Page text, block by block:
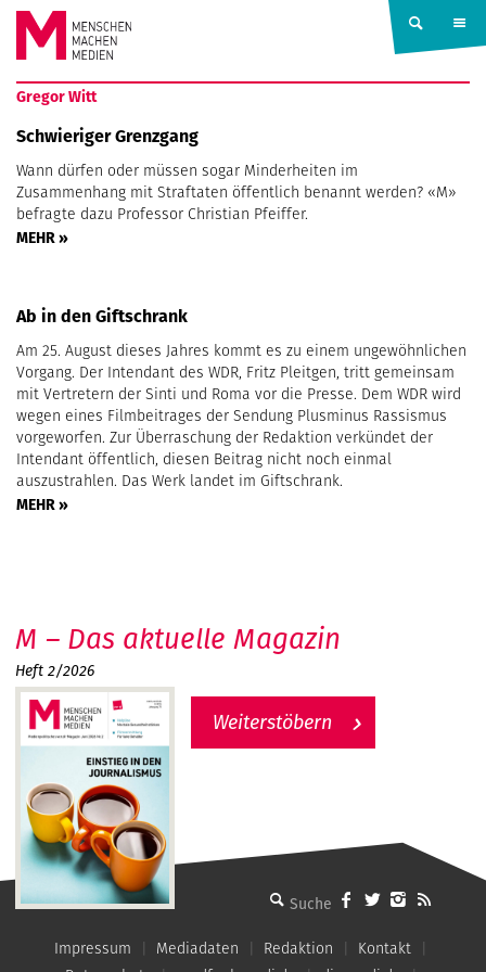
Springe zum Inhalt
MENSCHEN
MACHEN
MEDIEN
Gregor Witt
Schwieriger Grenzgang
Wann dürfen oder müssen sogar Minderheiten im
Zusammenhang mit Straftaten öffentlich benannt werden? «M»
befragte dazu Professor Christian Pfeiffer.
MEHR »
Ab in den Giftschrank
Am 25. August dieses Jahres kommt es zu einem ungewöhnlichen
Vorgang. Der Intendant des WDR, Fritz Pleitgen, tritt gemeinsam
mit Vertretern der Sinti und Roma vor die Presse. Dem WDR wird
wegen eines Filmbeitrages der Sendung Plusminus Rassismus
vorgeworfen. Zur Überraschung der Redaktion verkündet der
Intendant öffentlich, diesen Beitrag nicht noch einmal
auszustrahlen. Das Werk landet im Giftschrank.
MEHR »
MMM - Menschen machen Medien
M – Das aktuelle Magazin
Heft 2/2026
Weiterstöbern
Impressum Mediadaten Redaktion
Kontakt